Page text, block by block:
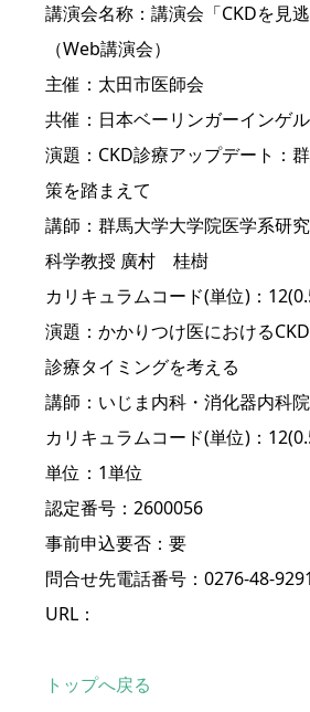
講演会名称：講演会「CKDを見
（Web講演会）
主催：太田市医師会
共催：日本ベーリンガーインゲル
演題：CKD診療アップデート：
策を踏まえて
講師：群馬大学大学院医学系研
科学教授 廣村 桂樹
カリキュラムコード(単位)：
演題：かかりつけ医における
診療タイミングを考える
講師：いじま内科・消化器内科
カリキュラムコード(単位)：
単位：1単位
認定番号：2600056
事前申込要否：要
問合せ先電話番号：0276-48-9291
URL：
トップへ戻る